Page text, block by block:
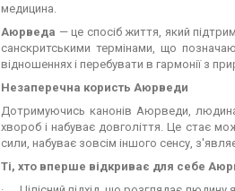
медицина.
Аюрведа — це спосіб життя, який
санскритськими термінами, що
відношеннях і перебувати в гармонії з
Незаперечна користь Аюрведи
Дотримуючись канонів Аюрведи,
хвороб і набуває довголіття. Це стає
сили, набуває зовсім іншого сенсу,
Ті, хто вперше відкриває для себе